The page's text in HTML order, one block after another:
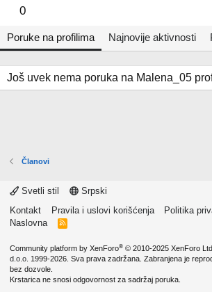
0
Poruke na profilima Najnovije aktivnosti
Još uvek nema poruka na Malena_05
Članovi
Svetli stil
Srpski
Kontakt
Pravila i uslovi korišćenja Politika
Naslovna
R
Community platform by XenForo® © 2010-2025 XenForo Ltd.
d.o.o. 1999-2026. Sva prava zadržana. Zabranjena je
bez dozvole.
Krstarica ne snosi odgovornost za sadržaj poruka.